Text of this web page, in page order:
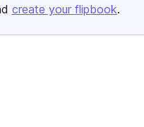
create your flipbook.